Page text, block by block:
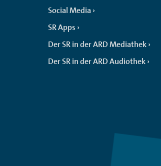
Social Media
SR Apps
Der SR in der ARD Mediathek
Der SR in der ARD Audiothek